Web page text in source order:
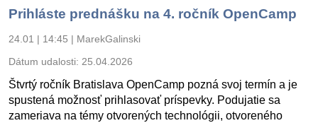
Prihláste prednášku na 4. ročník OpenCamp
24.01 | 14:45 | MarekGalinski
Dátum udalosti: 25.04.2026
Štvrtý ročník Bratislava OpenCamp pozná svoj termín a je
spustená možnosť prihlasovať príspevky. Podujatie sa
zameriava na témy otvorených technológii, otvoreného